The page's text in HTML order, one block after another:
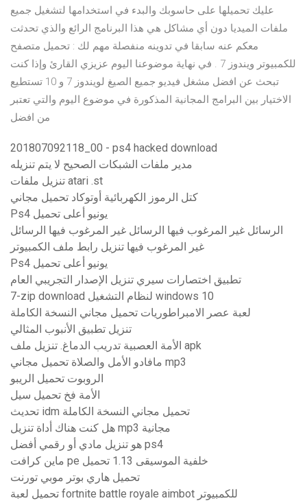
عليك تحميلها على حاسوبك والبدء في استخدامها لتشغيل جميع
ملفات الميديا دون أي مشاكل هي هذا البرنامج الرائع والذي تحدثت
معكم عنه سابقا في تدوينه منفصلة مهم لك : تحميل متصفح
للكمبيوتر ويندوز 7 . في نهاية موضوعنا اليوم عزيزي القارئ وإذا كنت
تبحث عن افضل مشغل فيديو جميع الصيغ لويندوز 7 و 10 تستطيع
الاختيار بين البرامج المجانية المذكورة في موضوع اليوم والتي تعتبر
من افضل
201807092118_00 - ps4 hacked download
مدير ملفات الشبكات الصحيح لا يتم تنزيله
تنزيل ملفات atari .st
كتل الرموز الكهربائية أوتوكاد تحميل مجاني
Ps4 يونيو أعلى تحميل
الرسائل غير المرغوب فيها الرسائل غير المرغوب فيها الرسائل
غير المرغوب فيها تنزيل رابط ملف الكمبيوتر
Ps4 يونيو أعلى تحميل
تطبيق اختصارات سيري تنزيل الإصدار التجريبي العام
7-zip download لنظام التشغيل windows 10
لعبة عصر الامبراطوريات تحميل مجاني النسخة الكاملة
تنزيل تطبيق الأنبوب المثالي
الأمة العصبية تدريب الدماغ. تنزيل ملف apk
مافادو الأمل والصلاة تحميل مجاني mp3
الروبوت تحميل الريبو
الأمة فخ تحميل سيل
تحديث idm تحميل مجاني النسخة الكاملة
هل كنت هناك أداة تنزيل mp3 مجانية
هو تنزيل مادي أو رقمي أفضل ps4
ماين كرافت pe خلفية الموسيقى 1.13 تحميل
تحميل هاري بوتر موبي تورنت
تحميل لعبة fortnite battle royale aimbot للكمبيوتر